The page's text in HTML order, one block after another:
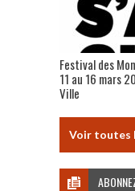
Festival des
11 au 16 mars
Ville
Voir toutes